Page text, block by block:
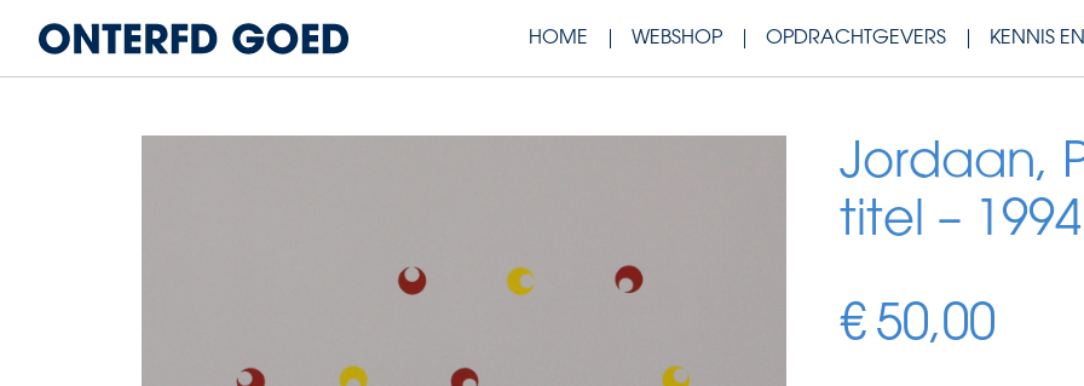
HOME WEBSHOP OPDRACHTGEVERS KENNIS
Jordaan,
titel – 1994
€ 50,00